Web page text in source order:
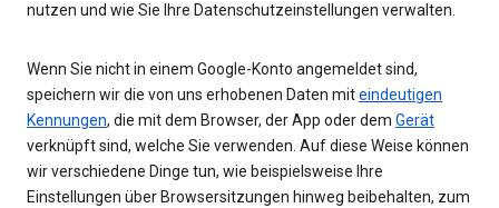
nutzen und wie Sie Ihre Datenschutzeinstellungen verwalten.
Wenn Sie nicht in einem Google-Konto angemeldet sind,
speichern wir die von uns erhobenen Daten miteindeutigen
Kennungen, die mit dem Browser, der App oder dem Gerät
verknüpft sind, welche Sie verwenden. Auf diese Weise können
wir verschiedene Dinge tun, wie beispielsweise Ihre
Einstellungen über Browsersitzungen hinweg beibehalten, zum